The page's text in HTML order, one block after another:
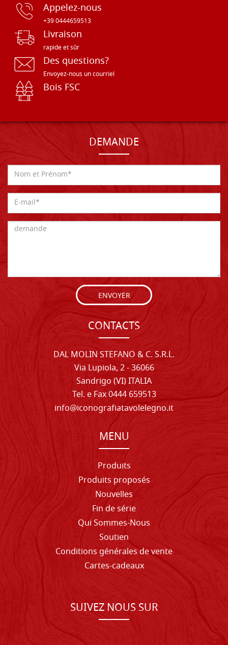
Appelez-nous
+39 0444659513
Livraison
rapide et sûr
Des questions?
Envoyez-nous un courriel
Bois FSC
DEMANDE
ENVOYER
CONTACTS
DAL MOLIN STEFANO & C. S.R.L.
Via Lupiola, 2 - 36066
Sandrigo (VI) ITALIA
Tel. e Fax 0444 659513
info@iconografiatavolelegno.it
MENU
Produits
Produits proposés
Nouvelles
Fin de série
Qui Sommes-Nous
Soutien
Conditions générales de vente
Cartes-cadeaux
SUIVEZ NOUS SUR